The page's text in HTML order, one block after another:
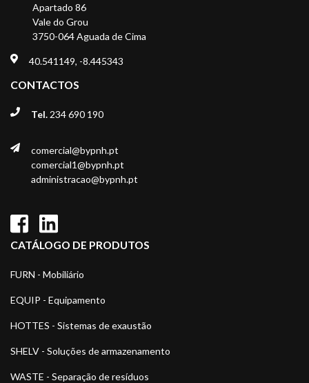
Apartado 86
Vale do Grou
3750-064 Aguada de Cima
40.541149, -8.445343
CONTACTOS
Tel. 234 690 190
comercial@bypnh.pt
comercial1@bypnh.pt
administracao@bypnh.pt
CATÁLOGO DE PRODUTOS
FURN - Mobiliário
EQUIP - Equipamento
HOTTES - Sistemas de exaustão
SHELV - Soluções de armazenamento
WASTE - Separação de resíduos